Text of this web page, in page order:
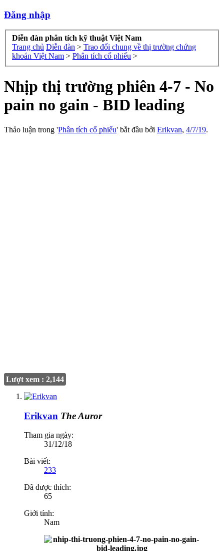
Đăng nhập
Diễn đàn phân tích kỹ thuật Việt Nam
Trang chủ Diễn đàn > Trao đổi chung về thị trường chứng
khoán Việt Nam > Phân tích cổ phiếu >
Nhịp thị trường phiên 4-7 - No
pain no gain - BID leading
Thảo luận trong 'Phân tích cổ phiếu' bắt đầu bởi Erikvan, 4/7/19.
Lượt xem : 2,144
Erikvan The Auror
Tham gia ngày:
31/12/18
Bài viết:
233
Đã được thích:
65
Giới tính:
Nam